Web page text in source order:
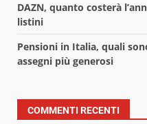
DAZN, quanto costerà
listini
Pensioni in Italia, quali
assegni più generosi
COMMENTI RECENTI